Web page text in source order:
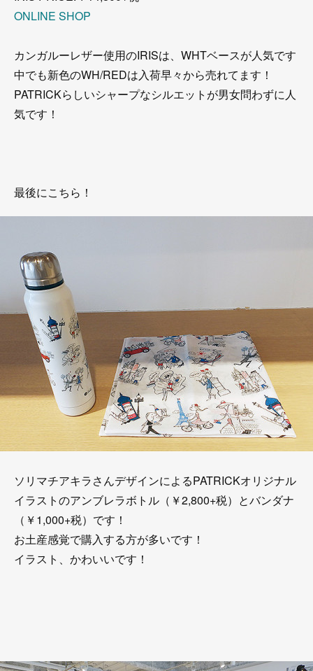
ONLINE SHOP
カンガルーレザー使用のIRISは、WHTベースが人気です
中でも新色のWH/REDは入荷早々から売れてます！
PATRICKらしいシャープなシルエットが男女問わずに人
気です！
最後にこちら！
ソリマチアキラさんデザインによるPATRICKオリジナル
イラストのアンブレラボトル（￥2,800+税）とバンダナ
（￥1,000+税）です！
お土産感覚で購入する方が多いです！
イラスト、かわいいです！